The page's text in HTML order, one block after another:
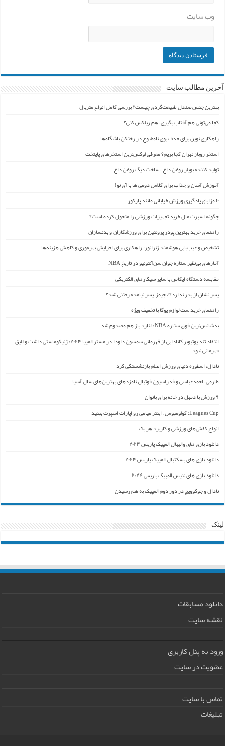
وب‌ سایت
آخرین مطالب سایت
بهترین جنس صندل طبیعت‌گردی چیست؟ بررسی کامل انواع متریال
کجا می‌تونی هم آفتاب بگیری، هم ریلکس کنی؟
راهکاری نوین برای حذف بوی نامطبوع در رختکن باشگاه‌ها
استخر روباز تهران کجا بریم؟ معرفی لوکس‌ترین استخرهای پایتخت
تولید کننده بویلر روغن داغ ، ساخت دیگ روغن داغ
آموزش آسان و جذاب برای کلاس دومی ها با آی نو!
۱۰ مزایای یادگیری ورزش خیابانی مانند پارکور
چگونه اسپرت مال خرید تجهیزات ورزشی را متحول کرده است؟
راهنمای خرید بهترین پودر پروتئین برای ورزشکاران و بدنسازان
تشخیص و عیب‌یابی هوشمند ژنراتور: راهکاری برای افزایش بهره‌وری و کاهش هزینه‌ها
آمارهای بی‌نظیر ستاره جوان سن‌آنتونیو در تاریخ NBA
مقایسه دستگاه ایکاس با سایر سیگارهای الکتریکی
پسر نشان از پدر ندارد؟/ جیمز ِ پسر نیامده رفتنی شد؟
راهنمای خرید ست لوازم یوگا با تخفیف ویژه
بدشانس‌ترین فوق ستاره NBA/ لنارد باز هم مصدوم شد
انتقاد تند یوتیوبر کانادایی از قهرمانی سمسون داودا در مستر المپیا ۲۰۲۴: ژنیکوماستی داشت و لایق
قهرمانی نبود
نادال، اسطوره دنیای ورزش اعلام بازنشستگی کرد
طارمی، احمدعباسی و فدراسیون فوتبال نامزدهای بهترین‌های سال آسیا
۹ ورزش با دمبل در خانه برای بانوان
Leagues Cup: کولومبوس – اینتر میامی رو اپارات اسپرت ببنید
انواع کفش‌های ورزشی و کاربرد هر یک
دانلود بازی های والیبال المپیک پاریس ۲۰۲۴
دانلود بازی های بسکتبال المپیک پاریس ۲۰۲۴
دانلود بازی های تنیس المپیک پاریس ۲۰۲۴
نادال و جوکوویچ در دور دوم المپیک به هم رسیدن
لینک
دانلود مسابقات
نقشه سایت
ورود به پنل کاربری
عضویت در سایت
تماس با سایت
تبلیغات